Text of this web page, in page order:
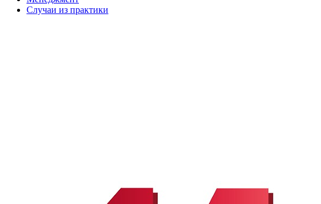
Случаи из практики